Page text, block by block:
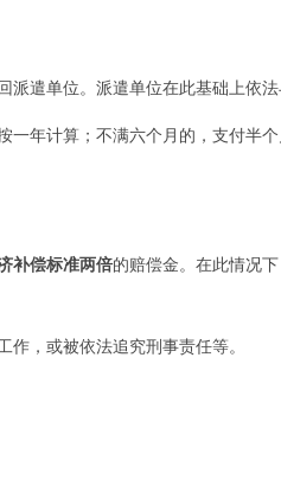
派遣单位。派遣单位在此基础上依
一年计算；不满六个月的，支付半
补偿标准两倍的赔偿金。在此情况
，或被依法追究刑事责任等。